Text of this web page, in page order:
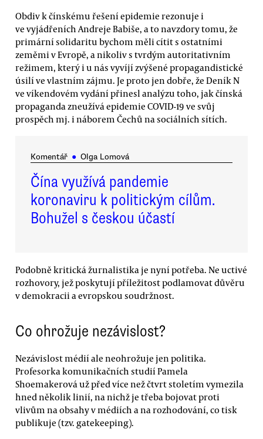
Obdiv k čínskému řešení epidemie rezonuje i
ve vyjádřeních Andreje Babiše, a to navzdory tomu, že
primární solidaritu bychom měli cítit s ostatními
zeměmi v Evropě, a nikoliv s tvrdým autoritativním
režimem, který i u nás vyvíjí zvýšené propagandistické
úsilí ve vlastním zájmu. Je proto jen dobře, že Deník N
ve víkendovém vydání přinesl analýzu toho, jak čínská
propaganda zneužívá epidemie COVID-19 ve svůj
prospěch mj. i náborem Čechů na sociálních sítích.
Komentář ● Olga Lomová
Čína využívá pandemie
koronaviru k politickým cílům.
Bohužel s českou účastí
Podobně kritická žurnalistika je nyní potřeba. Ne uctivé
rozhovory, jež poskytují příležitost podlamovat důvěru
v demokracii a evropskou soudržnost.
Co ohrožuje nezávislost?
Nezávislost médií ale neohrožuje jen politika.
Profesorka komunikačních studií Pamela
Shoemakerová už před více než čtvrt stoletím vymezila
hned několik linií, na nichž je třeba bojovat proti
vlivům na obsahy v médiích a na rozhodování, co tisk
publikuje (tzv. gatekeeping).